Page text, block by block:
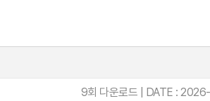
9회 다운로드 | DATE :